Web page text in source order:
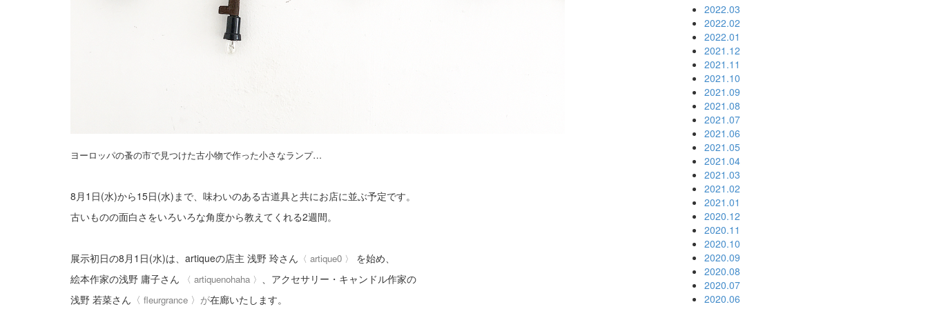
ヨーロッパの蚤の市で見つけた古小物で作った小さなランプ…
8月1日(水)から15日(水)まで、味わいのある古道具と共にお店に並ぶ予定です。
古いものの面白さをいろいろな角度から教えてくれる2週間。
展示初日の8月1日(水)は、artiqueの店主 浅野 玲さん 〈 artique0 〉 を始め、
絵本作家の浅野 庸子さん
〈 artiquenohaha 〉 、アクセサリー・キャンドル作家の
浅野 若菜さん 〈 fleurgrance 〉が在廊いたします。
2022.03
2022.02
2022.01
2021.12
2021.11
2021.10
2021.09
2021.08
2021.07
2021.06
2021.05
2021.04
2021.03
2021.02
2021.01
2020.12
2020.11
2020.10
2020.09
2020.08
2020.07
2020.06